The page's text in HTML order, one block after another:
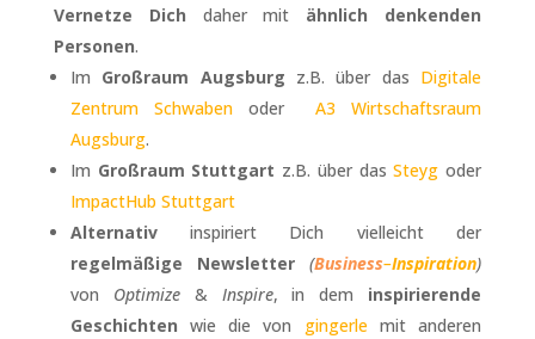
Vernetze Dich daher mit ähnlich denkenden
Personen.
Im Großraum Augsburg z.B. über das Digitale
Zentrum SchwabenoderA3 Wirtschaftsraum
Augsburg.
Im Großraum Stuttgart z.B. über dasSteyg oder
ImpactHub Stuttgart
Alternativinspiriert Dich vielleicht der
regelmäßige Newsletter
(Business–Inspiration)
von Optimize& Inspire, in dem inspirierende
Geschichten wie die von gingerlemit anderen